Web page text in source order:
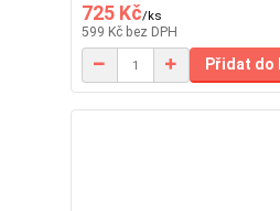
725 Kč/ks
599 Kč bez DPH
Přidat do